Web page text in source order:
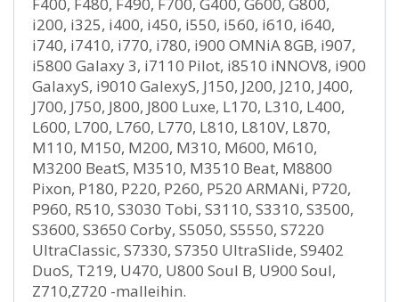
i200, i325, i400, i450, i550, i560, i610, i640,
i740, i7410, i770, i780, i900 OMNiA 8GB, i907,
i5800 Galaxy 3, i7110 Pilot, i8510 iNNOV8, i900
GalaxyS, i9010 GalexyS, J150, J200, J210, J400,
J700, J750, J800, J800 Luxe, L170, L310, L400,
L600, L700, L760, L770, L810, L810V, L870,
M110, M150, M200, M310, M600, M610,
M3200 BeatS, M3510, M3510 Beat, M8800
Pixon, P180, P220, P260, P520 ARMANi, P720,
P960, R510, S3030 Tobi, S3110, S3310, S3500,
S3600, S3650 Corby, S5050, S5550, S7220
UltraClassic, S7330, S7350 UltraSlide, S9402
DuoS, T219, U470, U800 Soul B, U900 Soul,
Z710,Z720 -malleihin.